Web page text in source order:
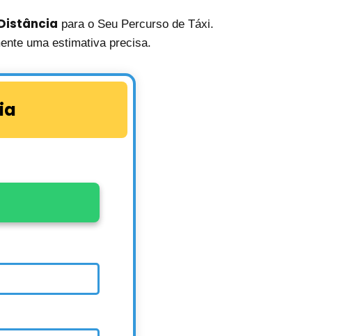
para o Seu Percurso de Táxi.
uma estimativa precisa.